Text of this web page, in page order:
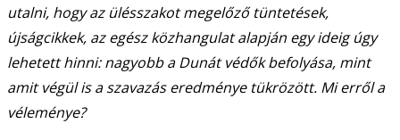
utalni, hogy az ülésszakot megelőző tüntetések,
újságcikkek, az egész közhangulat alapján egy ideig úgy
lehetett hinni: nagyobb a Dunát védők befolyása, mint
amit végül is a szavazás eredménye tükrözött. Mi erről a
véleménye?